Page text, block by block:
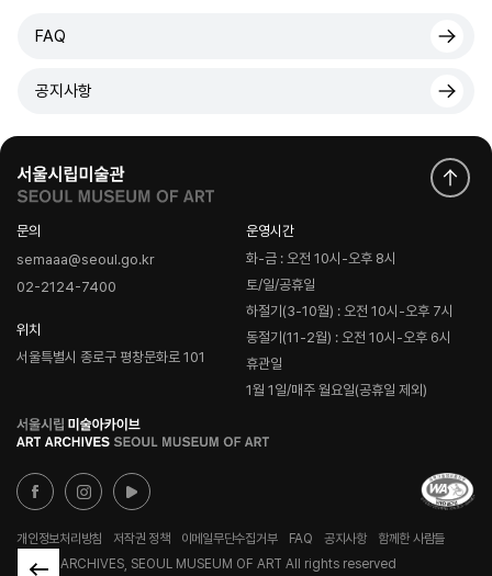
FAQ
공지사항
문의
semaaa@seoul.go.kr
02-2124-7400
위치
서울특별시 종로구 평창문화로 101
운영시간
화-금 : 오전 10시-오후 8시
토/일/공휴일
하절기(3-10월) : 오전 10시-오후 7시
동절기(11-2월) : 오전 10시-오후 6시
휴관일
1월 1일/매주 월요일(공휴일 제외)
로
고
개인정보처리방침 저작권 정책 이메일무단수집거부 FAQ 공지사항
함께한 사람들
© ART ARCHIVES, SEOUL MUSEUM OF ART All rights reserved